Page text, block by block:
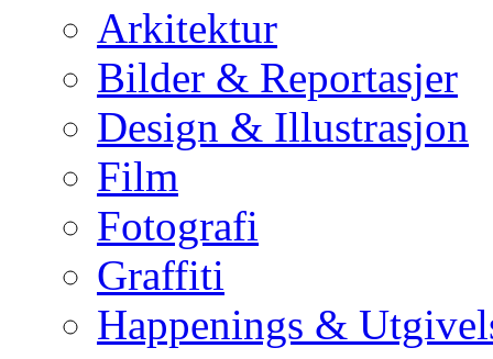
Arkitektur
Bilder & Reportasjer
Design & Illustrasjon
Film
Fotografi
Graffiti
Happenings &